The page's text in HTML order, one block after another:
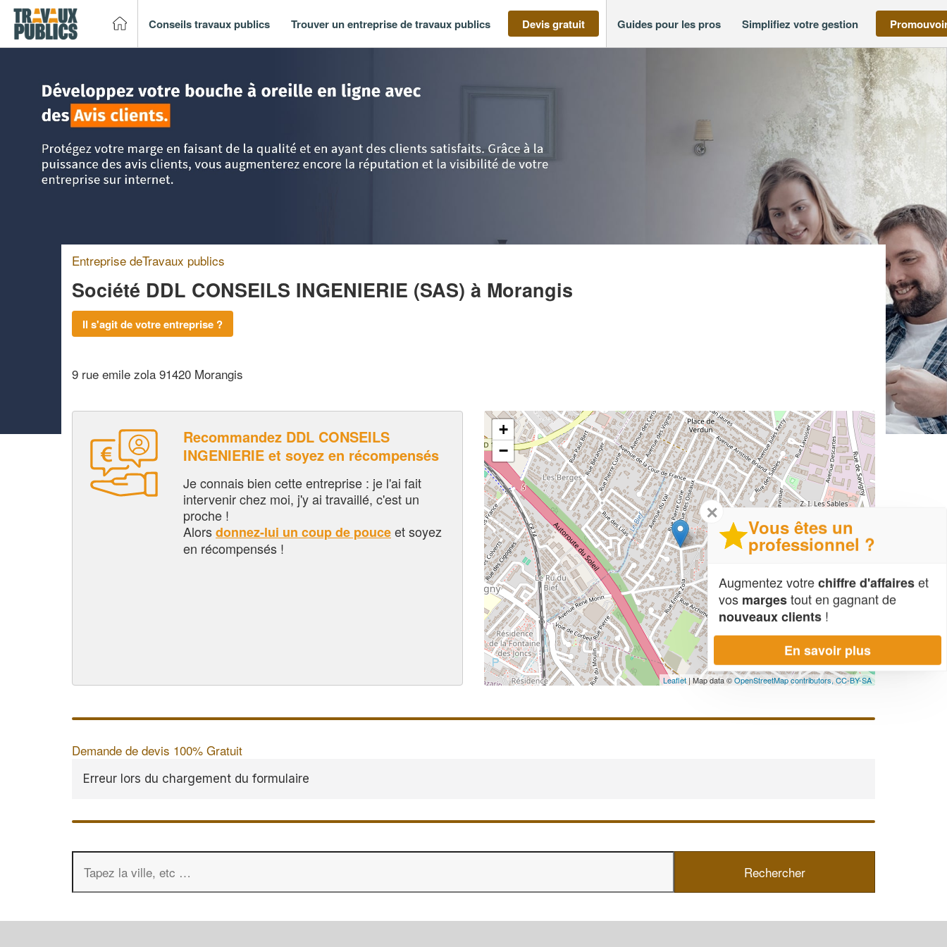
Conseils travaux publics Trouver un entreprise de travaux publics Devis gratuit Guides pour les pros Simplifiez votre gestion
Entreprise deTravaux publics
Société DDL CONSEILS INGENIERIE (SAS) à Morangis
Il s'agit de votre entreprise ?
9 rue emile zola 91420 Morangis
Recommandez DDL CONSEILS
INGENIERIE et soyez en récompensés
Je connais bien cette entreprise : je l'ai fait
intervenir chez moi, j'y ai travaillé, c'est un
proche !
Alorsdonnez-lui un coup de pouceet soyez
en récompensés !
+
−
Leaflet| Map data ©OpenStreetMap contributors, CC-BY-SA
Demande de devis 100% Gratuit
Erreur lors du chargement du formulaire
✕
Vous êtes un
professionnel ?
Augmentez votrechiffre d'affaireset
vos margestout en gagnant de
nouveaux clients !
En savoir plus